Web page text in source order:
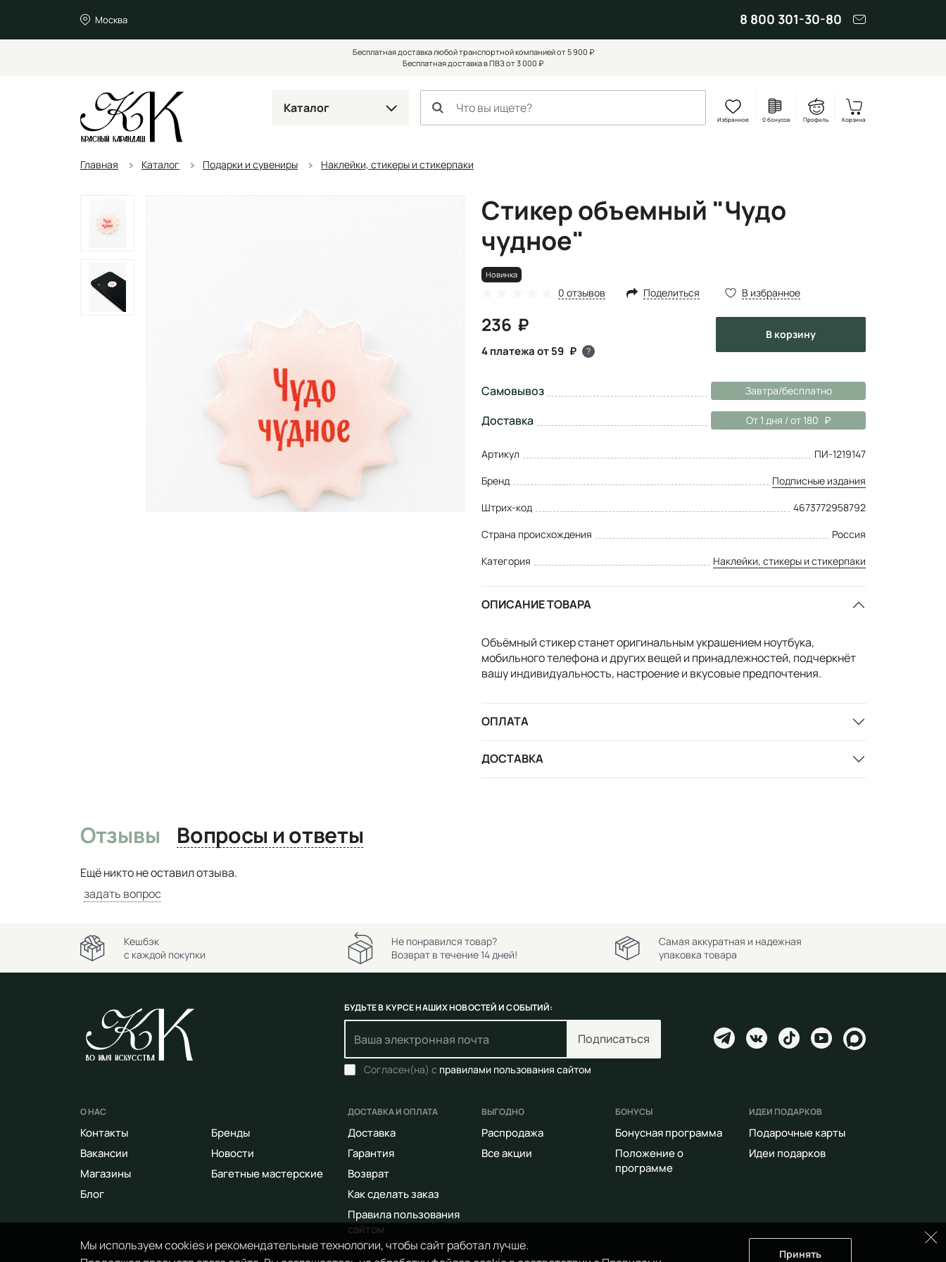
Москва 8 800 301-30-80
Бесплатная доставка любой транспортной компанией от 5 900 ₽
Бесплатная доставка в ПВЗ от 3 000 ₽
Каталог
Избранное 0 бонусов Профиль Корзина
Главная Каталог Подарки и сувениры Наклейки, стикеры и стикерпаки
Стикер объемный "Чудо
чудное"
Новинка
0 отзывов Поделиться В избранное
236
4 платежа от 59 ?
в корзину
Самовывоз Завтра/бесплатно
Доставка От 1 дня / от 180
Артикул
ПИ-1219147
Бренд
Подписные издания
Штрих-код
4673772958792
Страна происхождения
Россия
Категория
Наклейки, стикеры и стикерпаки
ОПИСАНИЕ ТОВАРА
Объёмный стикер станет оригинальным украшением ноутбука,
мобильного телефона и других вещей и принадлежностей, подчеркнёт
вашу индивидуальность, настроение и вкусовые предпочтения.
ОПЛАТА
ДОСТАВКА
Отзывы Вопросы и ответы
Ещё никто не оставил отзыва.
задать вопрос
Мы используем cookies и рекомендательные технологии, чтобы сайт работал лучше.
Принять
Кешбэк
с каждой покупки
Не понравился товар?
Возврат в течение 14 дней!
Самая аккуратная и надежная
упаковка товара
БУДЬТЕ В КУРСЕ НАШИХ НОВОСТЕЙ И СОБЫТИЙ:
Подписаться
Согласен(на) с правилами пользования сайтом
О НАС
Контакты
Вакансии
Магазины
Блог
Бренды
Новости
Багетные мастерские
ДОСТАВКА И ОПЛАТА
Доставка
Гарантия
Возврат
Как сделать заказ
Правила пользования
сайтом
ВЫГОДНО
Распродажа
Все акции
БОНУСЫ
Бонусная программа
Положение о
программе
ИДЕИ ПОДАРКОВ
Подарочные карты
Идеи подарков